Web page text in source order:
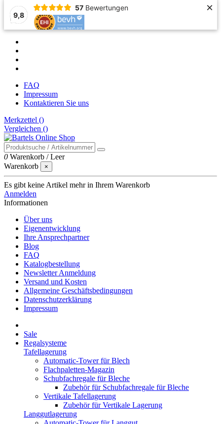
9,8
57 Bewertungen ×
FAQ
Impressum
Kontaktieren Sie uns
Merkzettel ()
Vergleichen ()
0 Warenkorb /Leer
Warenkorb
×
Es gibt keine Artikel mehr in Ihrem Warenkorb
Anmelden
Informationen
Über uns
Eigenentwicklung
Ihre Ansprechpartner
Blog
FAQ
Katalogbestellung
Newsletter Anmeldung
Versand und Kosten
Allgemeine Geschäftsbedingungen
Datenschutzerklärung
Impressum
Sale
Regalsysteme
Tafellagerung
Automatic-Tower für Blech
Flachpaletten-Magazin
Schubfachregale für Bleche
Zubehör für Schubfachregale für Bleche
Vertikale Tafellagerung
Zubehör für Vertikale Lagerung
Langgutlagerung